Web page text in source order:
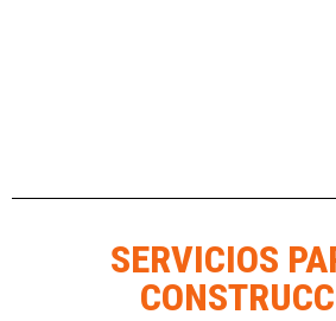
SERVICIOS